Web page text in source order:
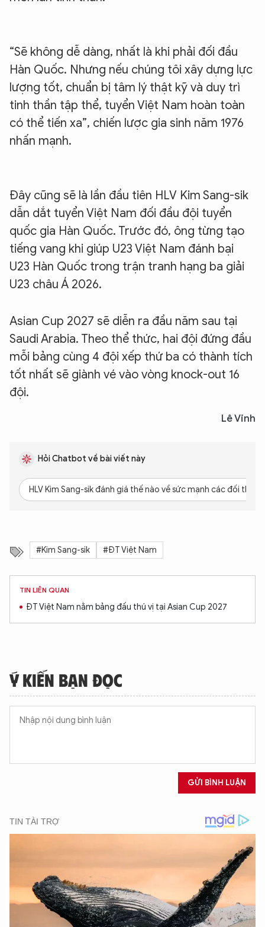
“Sẽ không dễ dàng, nhất là khi phải đối đầu
Hàn Quốc. Nhưng nếu chúng tôi xây dựng lực
lượng tốt, chuẩn bị tâm lý thật kỹ và duy trì
tinh thần tập thể, tuyển Việt Nam hoàn toàn
có thể tiến xa”, chiến lược gia sinh năm 1976
nhấn mạnh.
Đây cũng sẽ là lần đầu tiên HLV Kim Sang-sik
dẫn dắt tuyển Việt Nam đối đầu đội tuyển
quốc gia Hàn Quốc. Trước đó, ông từng tạo
tiếng vang khi giúp U23 Việt Nam đánh bại
U23 Hàn Quốc trong trận tranh hạng ba giải
U23 châu Á 2026.
Asian Cup 2027 sẽ diễn ra đầu năm sau tại
Saudi Arabia. Theo thể thức, hai đội đứng đầu
mỗi bảng cùng 4 đội xếp thứ ba có thành tích
tốt nhất sẽ giành vé vào vòng knock-out 16
đội.
Lê Vinh
Hỏi Chatbot về bài viết này
HLV Kim Sang-sik đánh giá thế nào về sức mạnh các đối thủ?
#Kim Sang-sik #ĐT Việt Nam
TIN LIÊN QUAN
ĐT Việt Nam nằm bảng đấu thú vị tại Asian Cup 2027
Ý KIẾN BẠN ĐỌC
GỬI BÌNH LUẬN
XIN CHÀO,
TÔI LÀ CHATBOT CỦA